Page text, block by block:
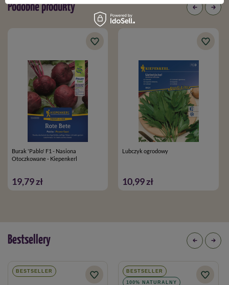
Podobne produkty
Burak 'Pablo' F1 - Nasiona
Otoczkowane - Kiepenkerl
19,79 zł
Lubczyk ogrodowy
10,99 zł
Bestsellery
BESTSELLER BESTSELLER
100% NATURALNY